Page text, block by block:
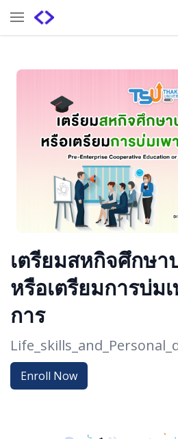
เตรียมสหกิจศึกษา
หรือเตรียมการบ่ม
การ
Enroll Now